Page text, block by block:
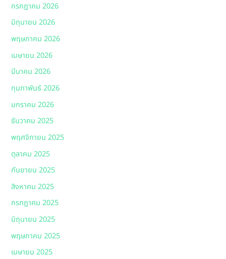
กรกฎาคม 2026
มิถุนายน 2026
พฤษภาคม 2026
เมษายน 2026
มีนาคม 2026
กุมภาพันธ์ 2026
มกราคม 2026
ธันวาคม 2025
พฤศจิกายน 2025
ตุลาคม 2025
กันยายน 2025
สิงหาคม 2025
กรกฎาคม 2025
มิถุนายน 2025
พฤษภาคม 2025
เมษายน 2025